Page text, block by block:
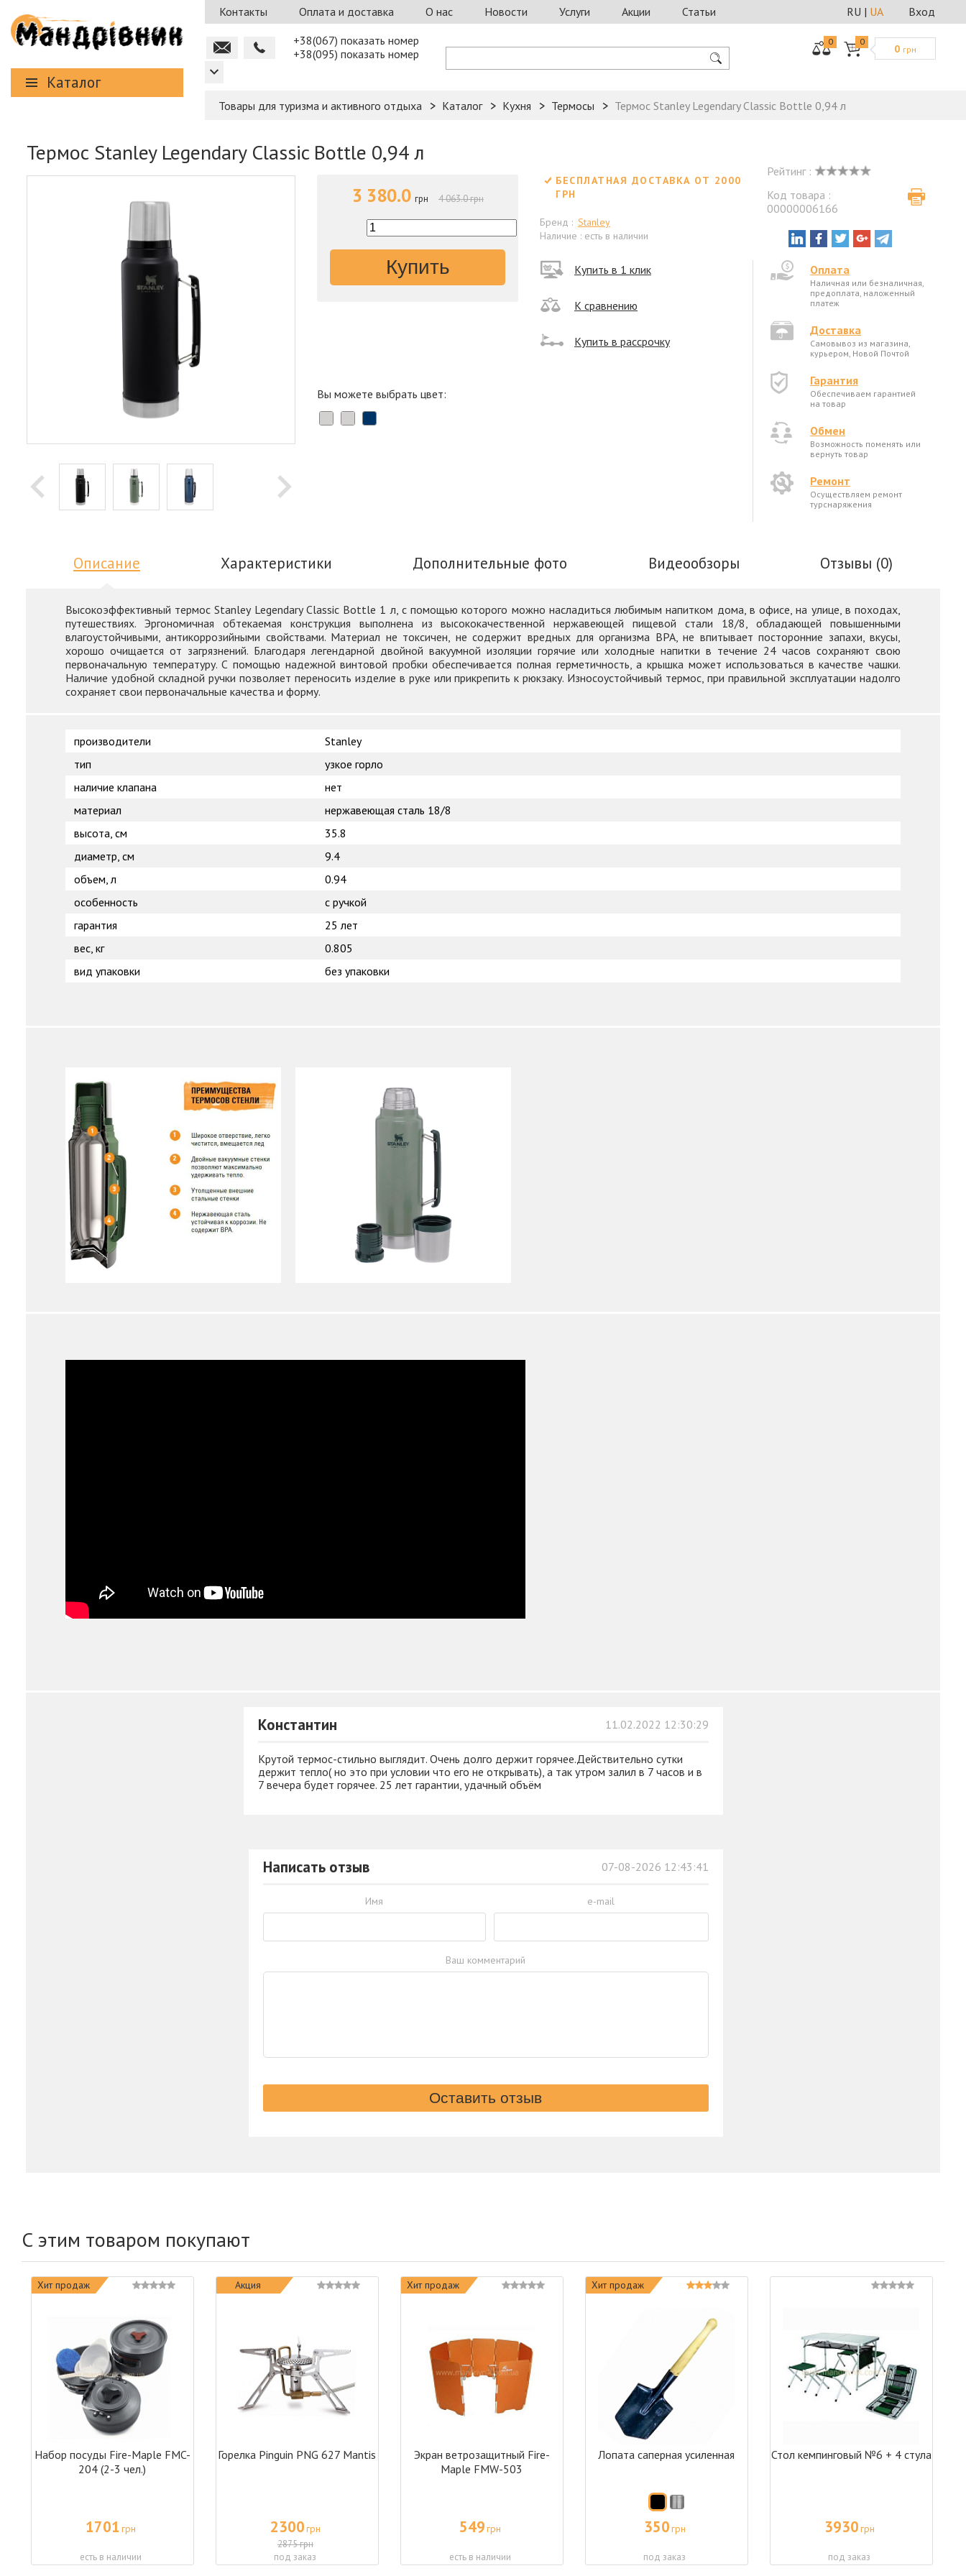
Каталог
Контакты Оплата и доставка О нас Новости Услуги Акции Статьи Вход
RU | UA
+38(067) показать номер
+38(095) показать номер
0 0
0 грн
Товары для туризма и активного отдыха Каталог Кухня Термосы Термос Stanley Legendary Classic Bottle 0,94 л
Термос Stanley Legendary Classic Bottle 0,94 л
Рейтинг :
Код товара :
00000006166
Оплата
Наличная или безналичная,
предоплата, наложенный
платеж
Доставка
Самовывоз из магазина,
курьером, Новой Почтой
Гарантия
Обеспечиваем гарантией
на товар
Обмен
Возможность поменять или
вернуть товар
Ремонт
Осуществляем ремонт
турснаряжения
БЕСПЛАТНАЯ ДОСТАВКА ОТ 2000
ГРН
Бренд : Stanley
Наличие : есть в наличии
3 380.0 грн 4 063.0 грн
Купить Купить в 1 клик
К сравнению
Купить в рассрочку
Вы можете выбрать цвет:
Описание Характеристики Дополнительные фото Видеообзоры Отзывы (0)
Высокоэффективный термос Stanley Legendary Classic Bottle 1 л, с помощью которого можно насладиться любимым напитком дома, в офисе, на улице, в походах,
путешествиях. Эргономичная обтекаемая конструкция выполнена из высококачественной нержавеющей пищевой стали 18/8, обладающей повышенными
влагоустойчивыми, антикоррозийными свойствами. Материал не токсичен, не содержит вредных для организма BPA, не впитывает посторонние запахи, вкусы,
хорошо очищается от загрязнений. Благодаря легендарной двойной вакуумной изоляции горячие или холодные напитки в течение 24 часов сохраняют свою
первоначальную температуру. С помощью надежной винтовой пробки обеспечивается полная герметичность, а крышка может использоваться в качестве чашки.
Наличие удобной складной ручки позволяет переносить изделие в руке или прикрепить к рюкзаку. Износоустойчивый термос, при правильной эксплуатации надолго
сохраняет свои первоначальные качества и форму.
производители
Stanley
тип
узкое горло
наличие клапана
нет
материал
нержавеющая сталь 18/8
высота, см
35.8
диаметр, см
9.4
объем, л
0.94
особенность
с ручкой
гарантия
25 лет
вес, кг
0.805
вид упаковки
без упаковки
Константин 11.02.2022 12:30:29
Крутой термос-стильно выглядит. Очень долго держит горячее.Действительно сутки
держит тепло( но это при условии что его не открывать), а так утром залил в 7 часов и в
7 вечера будет горячее. 25 лет гарантии, удачный объём
Написать отзыв 07-08-2026 12:43:41
Имя e-mail
Ваш комментарий
С этим товаром покупают
Хит продаж
Набор посуды Fire-Maple FMC-
204 (2-3 чел.)
1701 грн
есть в наличии
Акция
Горелка Pinguin PNG 627 Mantis
2300грн
2875 грн
под заказ
Хит продаж
Экран ветрозащитный Fire-
Maple FMW-503
549грн
есть в наличии
Хит продаж
Лопата саперная усиленная
350грн
под заказ
Стол кемпинговый №6 + 4 стула
3930грн
под заказ